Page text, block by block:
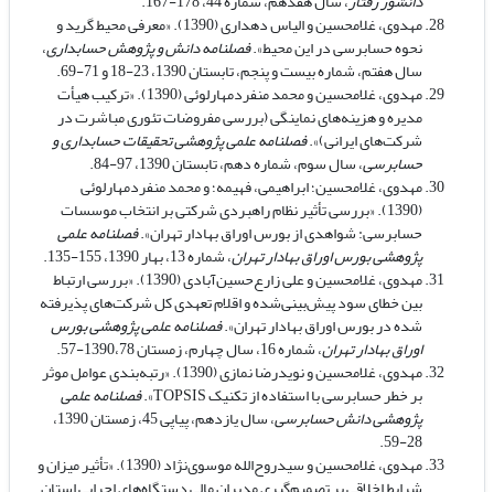
مهدوی، غلامحسین و الیاس دهداری (1390). «معرفی محیط گرید و
نحوه حسابرسی در این محیط».فصلنامه دانش و پژوهش حسابداری،
سال هفتم، شماره بیست و پنجم، تابستان 1390، 23-18 و 71-69.
مهدوی، غلامحسین و محمد منفردمهارلوئی (1390). «ترکیب هیأت
مدیره و هزینه‌های نماینگی (بررسی مفروضات تئوری مباشرت در
شرکت‌های ایرانی)».فصلنامه علمی پژوهشی تحقیقات حسابداری و
حسابرسی، سال سوم، شماره دهم، تابستان 1390، 97-84.
مهدوی، غلامحسین؛ ابراهیمی، فهیمه؛ و محمد منفردمهارلوئی
(1390). «بررسی تأثیر نظام راهبردی شرکتی بر انتخاب موسسات
حسابرسی: شواهدی از بورس اوراق بهادار تهران».فصلنامه علمی
پژوهشی بورس اوراق بهادار تهران، شماره 13، بهار 1390، 155-135.
مهدوی، غلامحسین و علی زارع‌حسین‌آبادی (1390). «بررسی ارتباط
بین خطای سود پیش‌بینی‌شده و اقلام تعهدی کل شرکت‌های پذیرفته
شده در بورس اوراق بهادار تهران».فصلنامه علمی پژوهشی بورس
اوراق بهادار تهران، شماره 16، سال چهارم، زمستان 1390،78-57.
مهدوی، غلامحسین و نویدرضا نمازی (1390). «رتبه‌بندی عوامل موثر
بر خطر حسابرسی با استفاده از تکنیک TOPSIS». فصلنامه علمی
پژوهشی دانش حسابرسی ، سال یازدهم، پیاپی 45، زمستان 1390،
28-59.
مهدوی، غلامحسین و سیدروح‌الله موسوی‌نژاد (1390). «تأثیر میزان و